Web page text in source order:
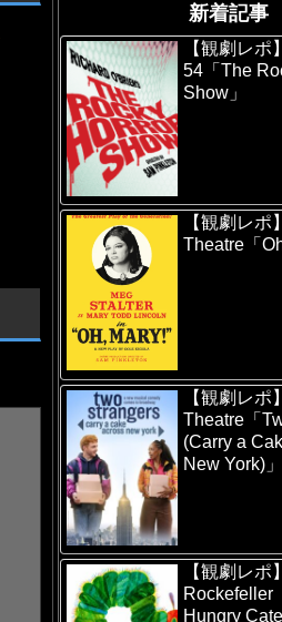
新着記事
【観劇レポ
54「The
Show」
【観劇レポ
Theatre「
【観劇レポ
Theatre「
(Carry a
New York)」
【観劇レポ
Rockefeller
Hungry